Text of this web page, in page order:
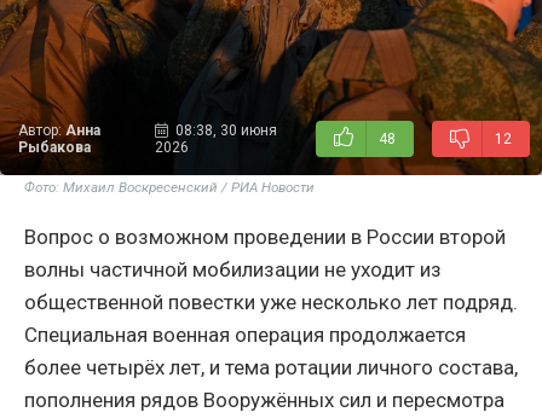
Автор:Анна
Рыбакова
08:38, 30 июня
2026
48 12
Фото: Михаил Воскресенский / РИА Новости
Вопрос о возможном проведении в России второй
волны частичной мобилизации не уходит из
общественной повестки уже несколько лет подряд.
Специальная военная операция продолжается
более четырёх лет, и тема ротации личного состава,
пополнения рядов Вооружённых сил и пересмотра